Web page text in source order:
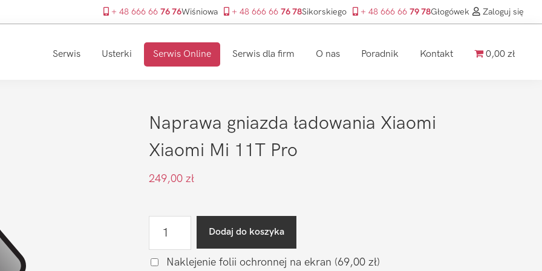
+ 48 666 66 76 76Wiśniowa + 48 666 66 76 78Sikorskiego + 48 666 66 79 78Głogówek Zaloguj się
Serwis Usterki Serwis Online Serwis dla firm O nas Poradnik Kontakt 0,00 zł
Naprawa gniazda ładowania Xiaomi
Xiaomi Mi 11T Pro
249,00 zł
gniazda
Dodaj do koszyka
Naklejenie folii ochronnej na ekran (69,00 zł)